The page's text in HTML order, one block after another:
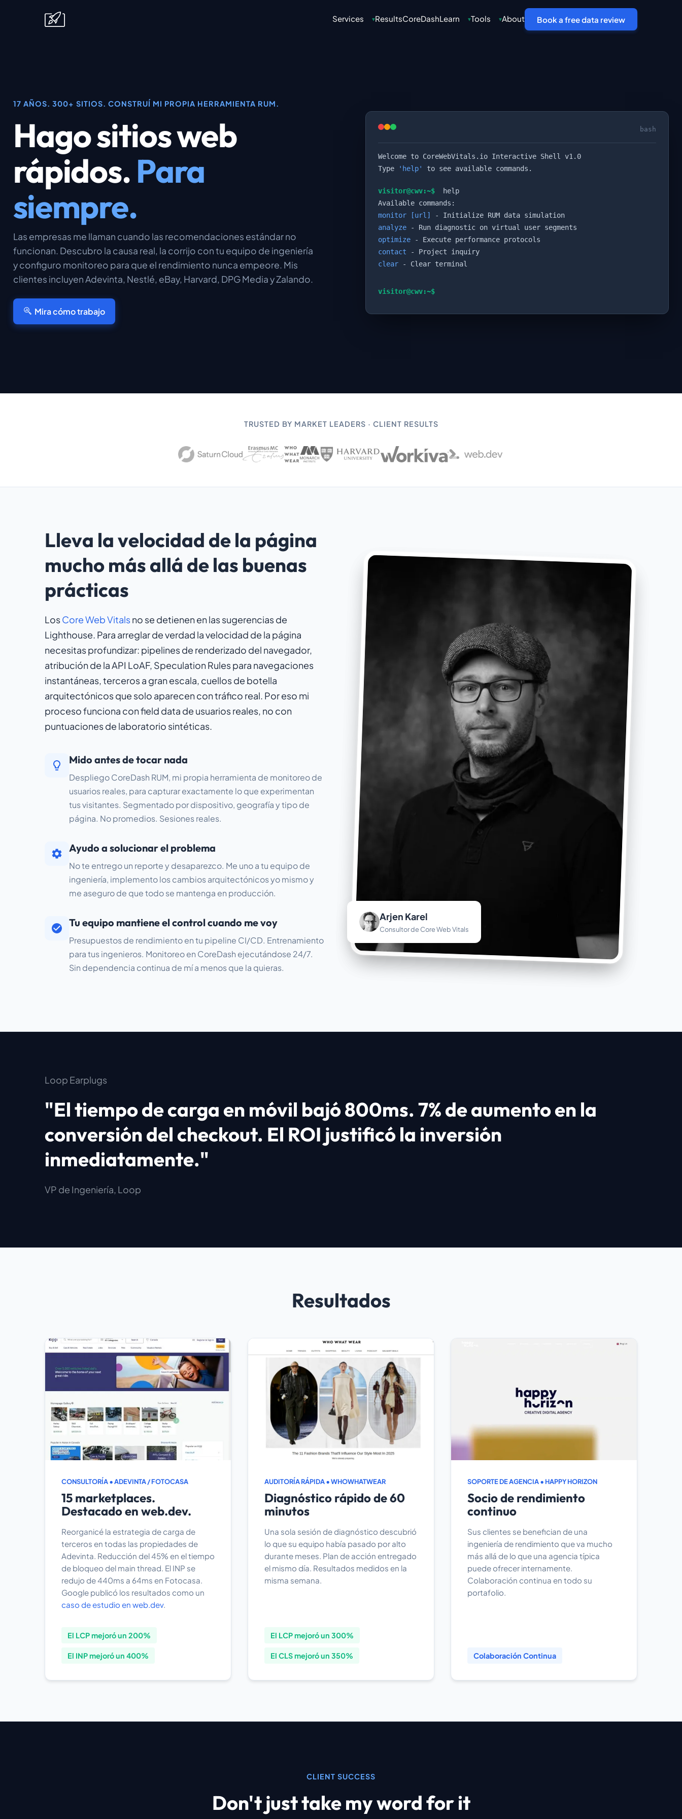
Services ▾ResultsCoreDashLearn ▾Tools ▾About Book a free data review
17 AÑOS. 300+ SITIOS. CONSTRUÍ MI PROPIA HERRAMIENTA RUM.
Hago sitios web
rápidos.Para
siempre.
Las empresas me llaman cuando las recomendaciones estándar no
funcionan. Descubro la causa real, la corrijo con tu equipo de ingeniería
y configuro monitoreo para que el rendimiento nunca empeore. Mis
clientes incluyen Adevinta, Nestlé, eBay, Harvard, DPG Media y Zalando.
Mira cómo trabajo
bash
Welcome to CoreWebVitals.io Interactive Shell v1.0
Type
'help' to see available commands.
visitor@cwv:~$
help
Available commands:
monitor [url]
- Initialize RUM data simulation
analyze - Run diagnostic on virtual user segments
optimize - Execute performance protocols
contact - Project inquiry
clear - Clear terminal
visitor@cwv:~$
TRUSTED BY MARKET LEADERS · CLIENT RESULTS
Lleva la velocidad de la página
mucho más allá de las buenas
prácticas
LosCore Web Vitalsno se detienen en las sugerencias de
Lighthouse. Para arreglar de verdad la velocidad de la página
necesitas profundizar: pipelines de renderizado del navegador,
atribución de la API LoAF, Speculation Rules para navegaciones
instantáneas, terceros a gran escala, cuellos de botella
arquitectónicos que solo aparecen con tráfico real. Por eso mi
proceso funciona con field data de usuarios reales, no con
puntuaciones de laboratorio sintéticas.
Mido antes de tocar nada
Despliego CoreDash RUM, mi propia herramienta de monitoreo de
usuarios reales, para capturar exactamente lo que experimentan
tus visitantes. Segmentado por dispositivo, geografía y tipo de
página. No promedios. Sesiones reales.
Ayudo a solucionar el problema
No te entrego un reporte y desaparezco. Me uno a tu equipo de
ingeniería, implemento los cambios arquitectónicos yo mismo y
me aseguro de que todo se mantenga en producción.
Tu equipo mantiene el control cuando me voy
Presupuestos de rendimiento en tu pipeline CI/CD. Entrenamiento
para tus ingenieros. Monitoreo en CoreDash ejecutándose 24/7.
Sin dependencia continua de mí a menos que la quieras.
Arjen Karel
Consultor de Core Web Vitals
Loop Earplugs
"El tiempo de carga en móvil bajó 800ms. 7% de aumento en la
conversión del checkout. El ROI justificó la inversión
inmediatamente."
VP de Ingeniería, Loop
Resultados
CONSULTORÍA • ADEVINTA / FOTOCASA
15 marketplaces.
Destacado en web.dev.
Reorganicé la estrategia de carga de
terceros en todas las propiedades de
Adevinta. Reducción del 45% en el tiempo
de bloqueo del main thread. El INP se
redujo de 440ms a 64ms en Fotocasa.
Google publicó los resultados como un
caso de estudio en web.dev.
El LCP mejoró un 200%
El INP mejoró un 400%
AUDITORÍA RÁPIDA • WHOWHATWEAR
Diagnóstico rápido de 60
minutos
Una sola sesión de diagnóstico descubrió
lo que su equipo había pasado por alto
durante meses. Plan de acción entregado
el mismo día. Resultados medidos en la
misma semana.
El LCP mejoró un 300%
El CLS mejoró un 350%
SOPORTE DE AGENCIA • HAPPY HORIZON
Socio de rendimiento
continuo
Sus clientes se benefician de una
ingeniería de rendimiento que va mucho
más allá de lo que una agencia típica
puede ofrecer internamente.
Colaboración continua en todo su
portafolio.
Colaboración Continua
CLIENT SUCCESS
Don't just take my word for it